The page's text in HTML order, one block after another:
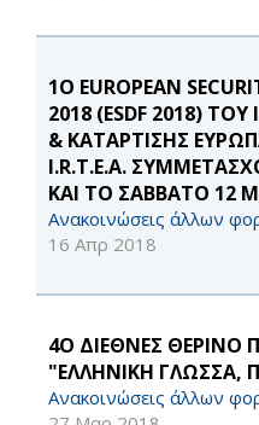
1Ο EUROPEAN
2018 (ESDF 2018)
& ΚΑΤΑΡΤΙΣΗΣ
I.R.T.E.A.
ΚΑΙ ΤΟ ΣΑΒΒΑΤΟ 12
Ανακοινώσεις άλλων
16 Απρ 2018
4Ο ΔΙΕΘΝΕΣ ΘΕΡΙΝΟ
"ΕΛΛΗΝΙΚΗ ΓΛΩΣΣΑ,
Ανακοινώσεις άλλων